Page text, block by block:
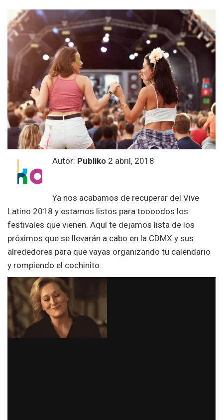
Autor: Publiko 2 abril, 2018
Ya nos acabamos de recuperar del Vive
Latino 2018 y estamos listos para toooodos los
festivales que vienen. Aquí te dejamos lista de los
próximos que se llevarán a cabo en la CDMX y sus
alrededores para que vayas organizando tu calendario
y rompiendo el cochinito: